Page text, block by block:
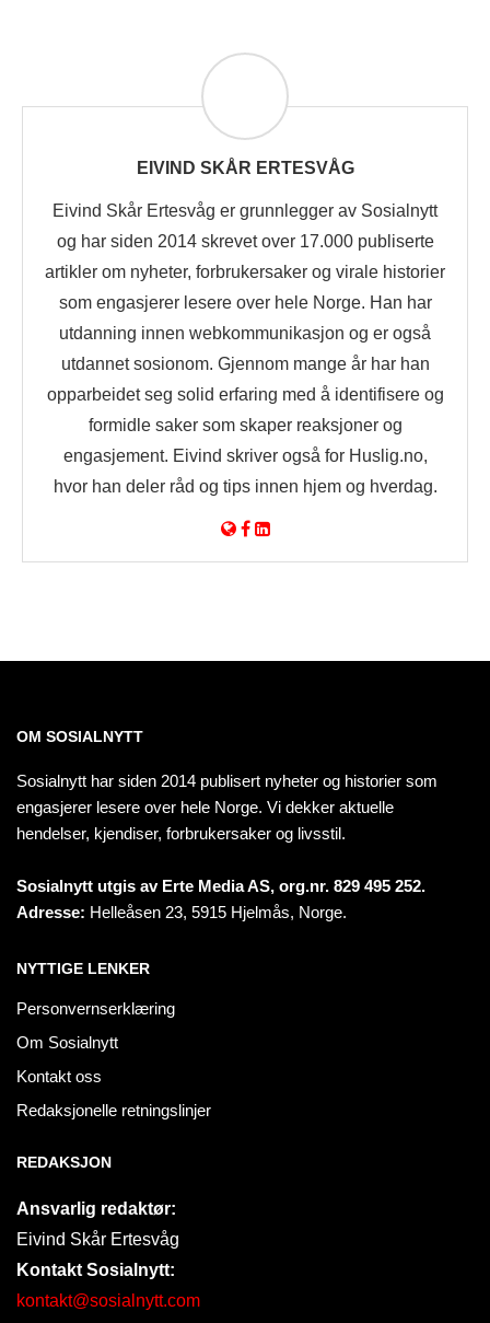
EIVIND SKÅR ERTESVÅG
Eivind Skår Ertesvåg er grunnlegger av Sosialnytt
og har siden 2014 skrevet over 17.000 publiserte
artikler om nyheter, forbrukersaker og virale historier
som engasjerer lesere over hele Norge. Han har
utdanning innen webkommunikasjon og er også
utdannet sosionom. Gjennom mange år har han
opparbeidet seg solid erfaring med å identifisere og
formidle saker som skaper reaksjoner og
engasjement. Eivind skriver også for Huslig.no,
hvor han deler råd og tips innen hjem og hverdag.
OM SOSIALNYTT
Sosialnytt har siden 2014 publisert nyheter og historier som
engasjerer lesere over hele Norge. Vi dekker aktuelle
hendelser, kjendiser, forbrukersaker og livsstil.
Sosialnytt utgis av Erte Media AS, org.nr. 829 495 252.
Adresse: Helleåsen 23, 5915 Hjelmås, Norge.
NYTTIGE LENKER
Personvernserklæring
Om Sosialnytt
Kontakt oss
Redaksjonelle retningslinjer
REDAKSJON
Ansvarlig redaktør:
Eivind Skår Ertesvåg
Kontakt Sosialnytt:
kontakt@sosialnytt.com